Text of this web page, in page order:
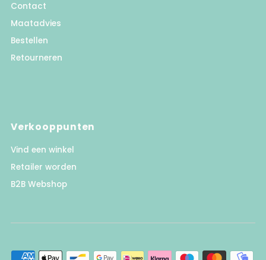
Contact
Maatadvies
Bestellen
Retourneren
Verkooppunten
Vind een winkel
Retailer worden
B2B Webshop